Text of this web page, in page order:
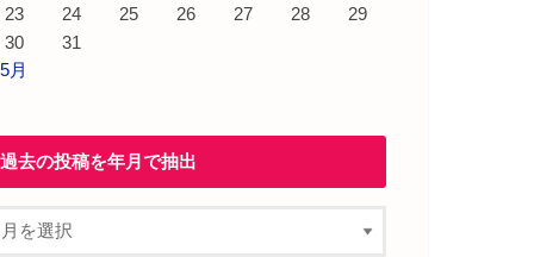
23 24 25 26 27 28
29
30
31
月
過去の投稿を年月で抽出